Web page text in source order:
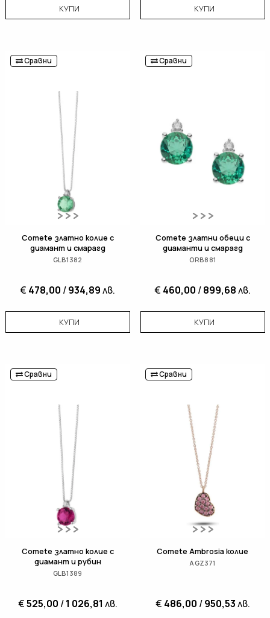
КУПИ КУПИ
Сравни
Comete златно колие с
диамант и смарагд
GLB1382
€ 478,00 /934,89лв.
КУПИ
Сравни
Comete златни обеци с
диаманти и смарагд
ORB881
€ 460,00 /899,68лв.
КУПИ
Сравни
Comete златно колие с
диамант и рубин
GLB1389
€525,00 /1 026,81 лв.
Сравни
Comete Ambrosia колие
AGZ371
€ 486,00 /950,53лв.